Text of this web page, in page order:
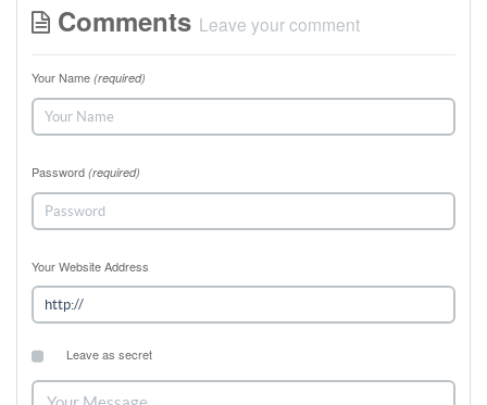
Comments Leave your comment
Your Name (required)
Password (required)
Your Website Address
Leave as secret